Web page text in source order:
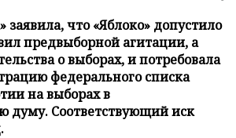
заявила, что «Яблоко» допустило
предвыборной агитации, а
о выборах, и потребовала
федерального списка
на выборах в
думу. Соответствующий иск